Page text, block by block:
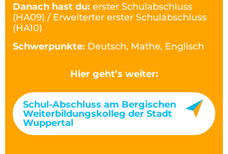
Danach hast du: erster Schulabschluss
(HA09) / Erweiterter erster Schulabschluss
(HA10)
Schwerpunkte: Deutsch, Mathe, Englisch
Hier geht’s weiter:
Schul-Abschluss am Bergischen
Weiterbildungskolleg der Stadt
Wuppertal